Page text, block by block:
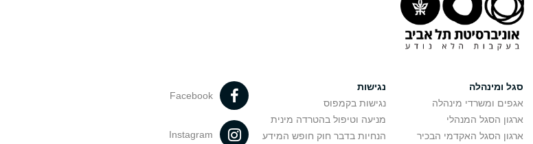
סגל ומינהלה
אגפים ומשרדי מינהלה
ארגון הסגל המנהלי
ארגון הסגל האקדמי הבכיר
נגישות
נגישות בקמפוס
מניעה וטיפול בהטרדה מינית
הנחיות בדבר חוק חופש המידע
Facebook
Instagram